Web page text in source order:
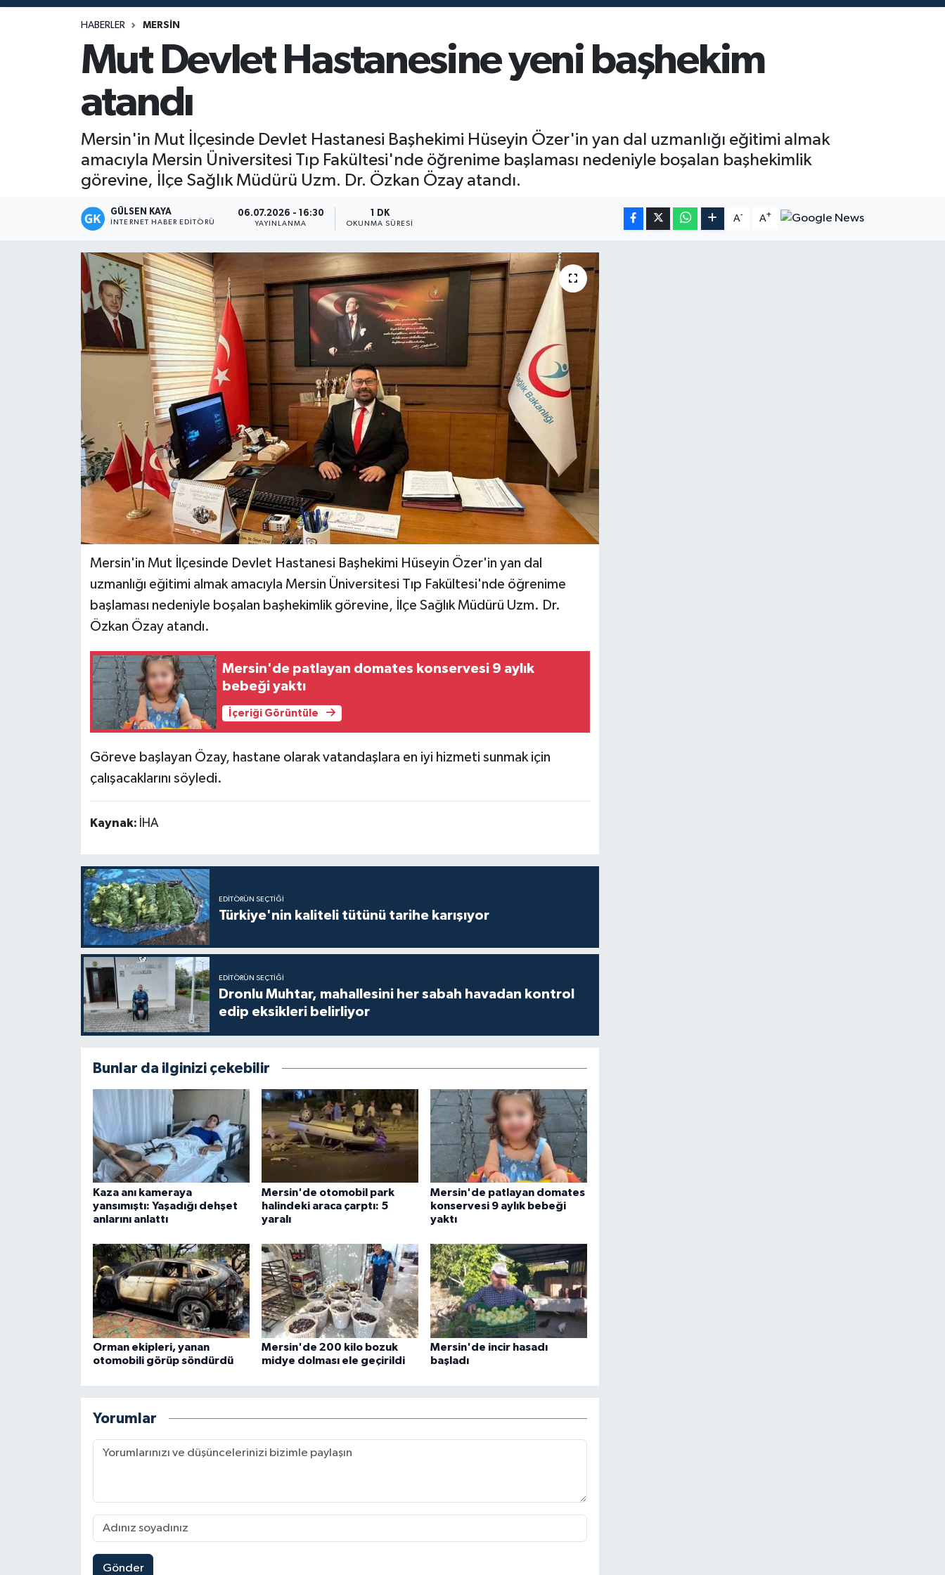
HABERLER MERSIN
Mut Devlet Hastanesine yeni başhekim
atandı
Mersin'in Mut İlçesinde Devlet Hastanesi Başhekimi Hüseyin Özer'in yan dal uzmanlığı eğitimi almak
amacıyla Mersin Üniversitesi Tıp Fakültesi'nde öğrenime başlaması nedeniyle boşalan başhekimlik
görevine, İlçe Sağlık Müdürü Uzm. Dr. Özkan Özay atandı.
GÜLSEN KAYA
İNTERNET HABER EDITÖRÜ
06.07.2026 - 16:30
YAYINLANMA
1 DK
OKUNMA SÜRESI
A- A+
Mersin'in Mut İlçesinde Devlet Hastanesi Başhekimi Hüseyin Özer'in yan dal
uzmanlığı eğitimi almak amacıyla Mersin Üniversitesi Tıp Fakültesi'nde öğrenime
başlaması nedeniyle boşalan başhekimlik görevine, İlçe Sağlık Müdürü Uzm. Dr.
Özkan Özay atandı.
Mersin'de patlayan domates konservesi 9 aylık
bebeği yaktı
İçeriği Görüntüle
Göreve başlayan Özay, hastane olarak vatandaşlara en iyi hizmeti sunmak için
çalışacaklarını söyledi.
Kaynak: İHA
EDITÖRÜN SEÇTIĞI
Türkiye'nin kaliteli tütünü tarihe karışıyor
EDITÖRÜN SEÇTIĞI
Dronlu Muhtar, mahallesini her sabah havadan kontrol
edip eksikleri belirliyor
Bunlar da ilginizi çekebilir
Kaza anı kameraya
yansımıştı: Yaşadığı dehşet
anlarını anlattı
Mersin'de otomobil park
halindeki araca çarptı: 5
yaralı
Mersin'de patlayan domates
konservesi 9 aylık bebeği
yaktı
Orman ekipleri, yanan
otomobili görüp söndürdü
Mersin'de 200 kilo bozuk
midye dolması ele geçirildi
Mersin'de incir hasadı
başladı
Yorumlar
Gönder
Magazin
Mersin Tarihi
Özel Haber
Politika
Resmi İlan
Sürmanşet
Teknoloji